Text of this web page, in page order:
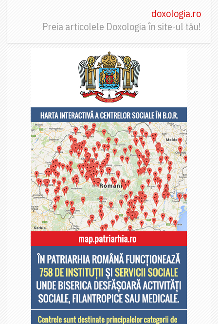
doxologia.ro
Preia articolele Doxologia în site-ul tău!